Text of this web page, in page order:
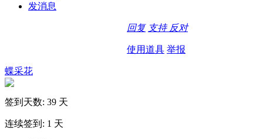
发消息
回复 支持 反对
使用道具 举报
蝶采花
签到天数: 39 天
连续签到: 1 天